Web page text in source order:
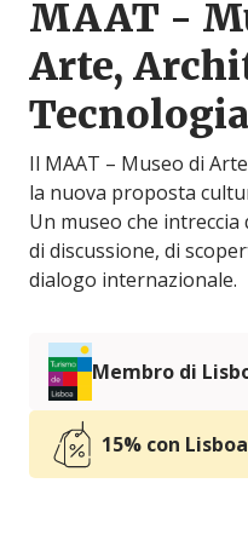
MAAT -
Arte,
Tecnologia
Il MAAT – Museo di
la nuova proposta
Un museo che
di discussione, di
dialogo internazionale.
Membro di
15% con